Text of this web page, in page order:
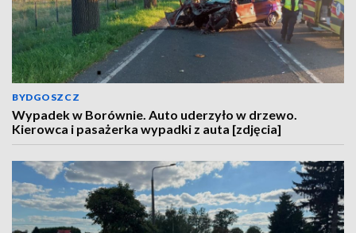
BYDGOSZCZ
Wypadek w Borównie. Auto uderzyło w drzewo.
Kierowca i pasażerka wypadki z auta [zdjęcia]